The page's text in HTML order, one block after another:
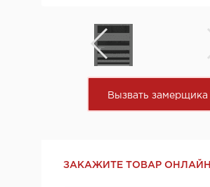
Вызвать замерщика
ЗАКАЖИТЕ ТОВАР ОНЛАЙН